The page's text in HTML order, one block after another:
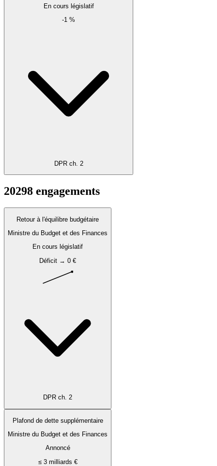
En cours législatif
-1 %
DPR ch. 2
20298 engagements
Retour à l'équilibre budgétaire
Ministre du Budget et des Finances
En cours législatif
Déficit → 0 €
DPR ch. 2
Plafond de dette supplémentaire
Ministre du Budget et des Finances
Annoncé
≤ 3 milliards €